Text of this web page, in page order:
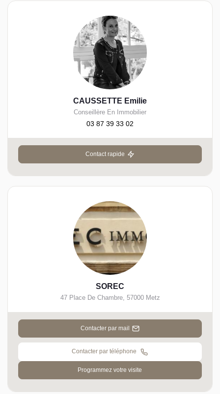
CAUSSETTE Emilie
Conseillère En Immobilier
03 87 39 33 02
Contact rapide
SOREC
47 Place De Chambre, 57000 Metz
Contacter par mail
Contacter par téléphone
Programmez votre visite